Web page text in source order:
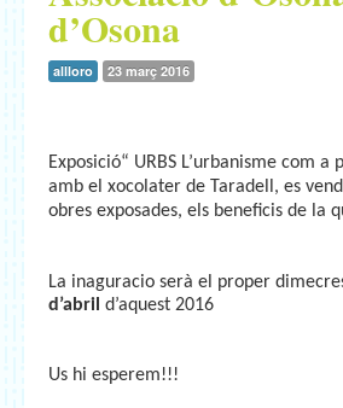
d’Osona
allloro 23 març 2016
Exposició“ URBS L’urbanisme com a
amb el xocolater de Taradell, es
obres exposades, els beneficis de la
La inaguracio serà el proper
d’abril d’aquest 2016
Us hi esperem!!!